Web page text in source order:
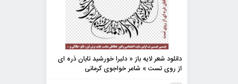
دانلود شعر لایه باز « دلبرا خورشید تابان ذره ای
از روی تست » شاعر خواجوی کرمانی